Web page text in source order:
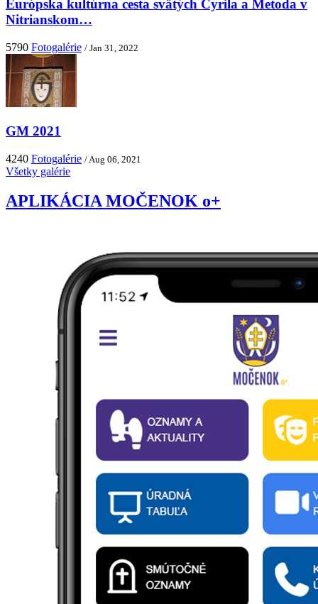
Európska kultúrna cesta svätých Cyrila a Metoda v
Nitrianskom…
5790 Fotogalérie / Jan 31, 2022
GM 2021
4240 Fotogalérie / Aug 06, 2021
Všetky galérie
APLIKÁCIA MOČENOK o+